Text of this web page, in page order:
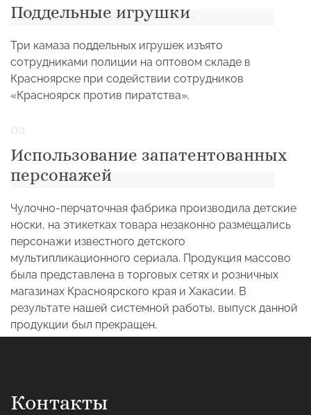
Поддельные игрушки
Три камаза поддельных игрушек изъято
сотрудниками полиции на оптовом складе в
Красноярске при содействии сотрудников
«Красноярск против пиратства».
Использование запатентованных
персонажей
Чулочно-перчаточная фабрика производила детские
носки, на этикетках товара незаконно размещались
персонажи известного детского
мультипликационного сериала. Продукция массово
была представлена в торговых сетях и розничных
магазинах Красноярского края и Хакасии. В
результате нашей системной работы, выпуск данной
продукции был прекращен.
Контакты